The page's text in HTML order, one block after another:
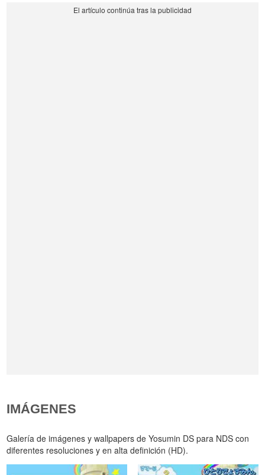
IMÁGENES
Galería de imágenes y wallpapers de Yosumin DS para NDS con
diferentes resoluciones y en alta definición (HD).